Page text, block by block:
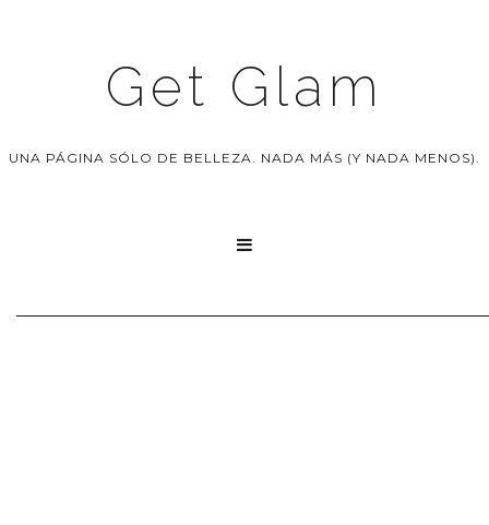
Get Glam
UNA PÁGINA SÓLO DE BELLEZA. NADA MÁS (Y NADA MENOS).
